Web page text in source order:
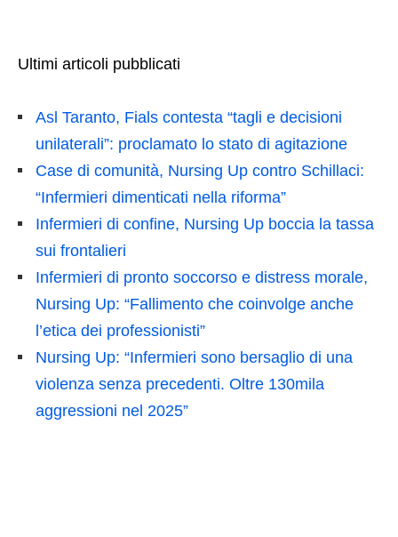
Ultimi articoli pubblicati
Asl Taranto, Fials contesta “tagli e decisioni
unilaterali”: proclamato lo stato di agitazione
Case di comunità, Nursing Up contro Schillaci:
“Infermieri dimenticati nella riforma”
Infermieri di confine, Nursing Up boccia la tassa
sui frontalieri
Infermieri di pronto soccorso e distress morale,
Nursing Up: “Fallimento che coinvolge anche
l’etica dei professionisti”
Nursing Up: “Infermieri sono bersaglio di una
violenza senza precedenti. Oltre 130mila
aggressioni nel 2025”